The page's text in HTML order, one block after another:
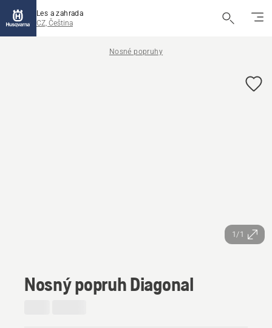
Les a zahrada
CZ, Čeština
Nosné popruhy
1/1
Nosný popruh Diagonal